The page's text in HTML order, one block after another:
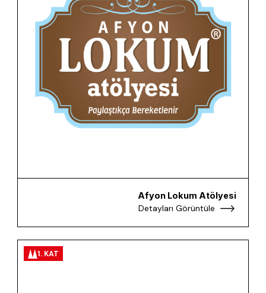
Afyon Lokum Atölyesi
Detayları Görüntüle
1. KAT